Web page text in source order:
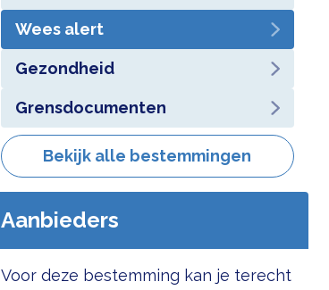
Wees alert
Gezondheid
Grensdocumenten
Bekijk alle bestemmingen
Aanbieders
Voor deze bestemming kan je terecht